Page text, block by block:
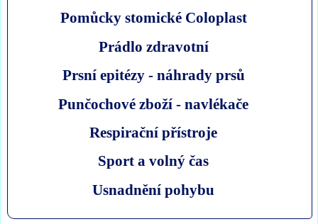
Pomůcky stomické Coloplast
Prádlo zdravotní
Prsní epitézy - náhrady prsů
Punčochové zboží - navlékače
Respirační přístroje
Sport a volný čas
Usnadnění pohybu